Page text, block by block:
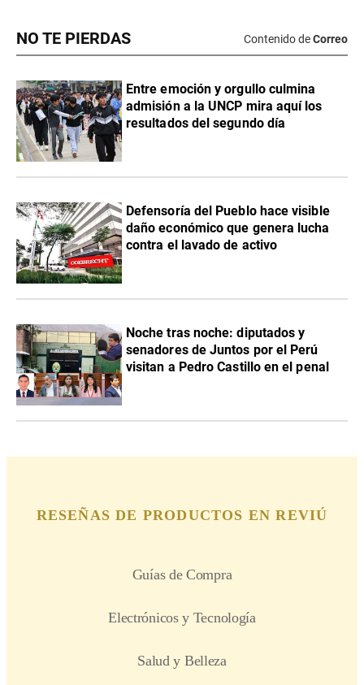
NO TE PIERDAS Contenido deCorreo
Entre emoción y orgullo culmina
admisión a la UNCP mira aquí los
resultados del segundo día
Defensoría del Pueblo hace visible
daño económico que genera lucha
contra el lavado de activo
Noche tras noche: diputados y
senadores de Juntos por el Perú
visitan a Pedro Castillo en el penal